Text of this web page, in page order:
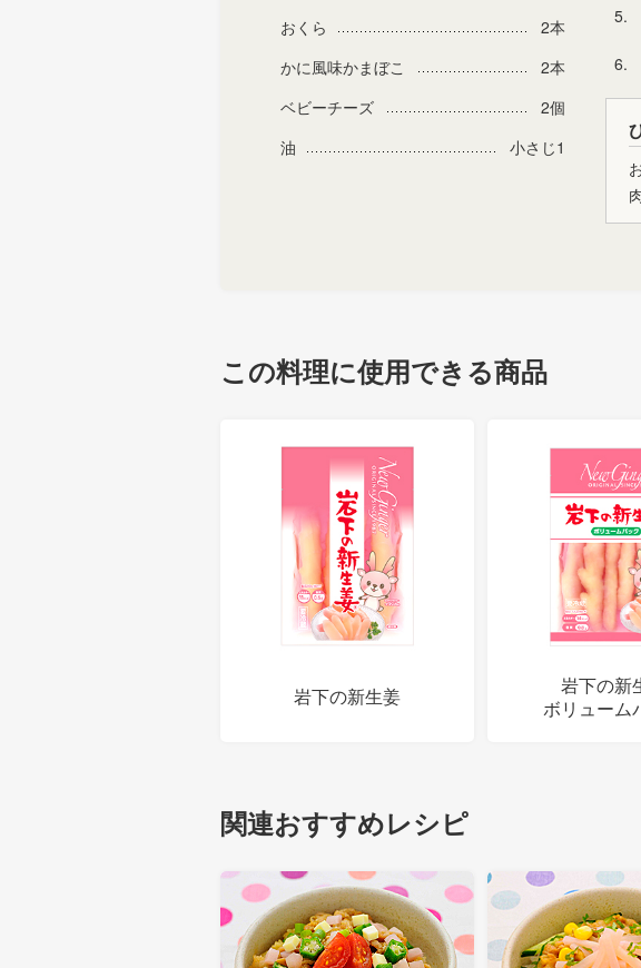
おくら
2本
かに風味かまぼこ
2本
ベビーチーズ
2個
油
小さじ1
5.
6.
この料理に使用できる商品
岩下の新生姜
岩下の新
ボリューム
関連おすすめレシピ